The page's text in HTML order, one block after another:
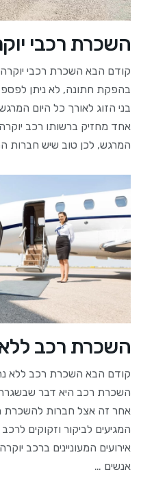
השכרת רכבי
קודם הבא השכרת רכבי
בהפקת חתונה, לא ניתן
בני הזוג לאורך כל היום
אחד מחזיק ברשותו רכב
המרגש, לכן טוב שיש חברות
השכרת רכב
קודם הבא השכרת רכב ללא
השכרת רכב היא דבר שבשגרה
אחר זה אצל חברות להשכרת
המגיעים לביקור וזקוקים
אירועים המעוניינים ברכב
אנשים …